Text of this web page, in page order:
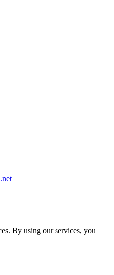
By using our services, you